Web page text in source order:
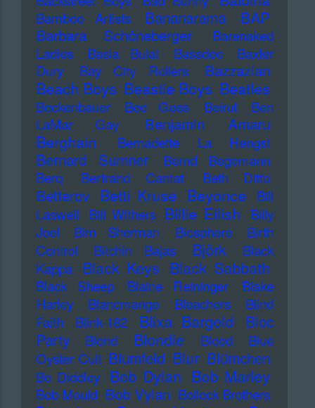
Bamboo Artists Bananarama
BAP
Barbara Schöneberger
Barenaked
Ladies
Basia Bulat Bassdee
Baxter
Dury
Bay City Rollers Bazzazian
Beach Boys Beastie Boys Beatles
Beckenbauer Bee Gees Beirut
Ben
LaMar Gay
Benjamin Amaru
Berghain Bernadette La Hengst
Bernard Sumner
Bernd Begemann
Berq
Bertrand Cantat Beth Ditto
Betterov Betti Kruse Beyonce
Bill
Laswell
Bill Withers Billie Eilish
Billy
Joel
Bim Sherman Biosphere
Birth
Control
Bitchin Bajas Björk
Black
Kappa Black Keys Black Sabbath
Black Sheep Blaine Reininger
Blake
Harley
Blancmange Bleachers
Blind
Faith
Blink-182 Blixa Bargeld
Bloc
Party
Blond Blondie Blood
Blue
Oyster Cult Blumfeld Blur Blümchen
Bo Diddley Bob Dylan Bob Marley
Bob Mould Bob Vylan Bollock Brothers